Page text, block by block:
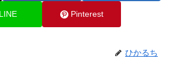
LINE Pinterest
ひかるち